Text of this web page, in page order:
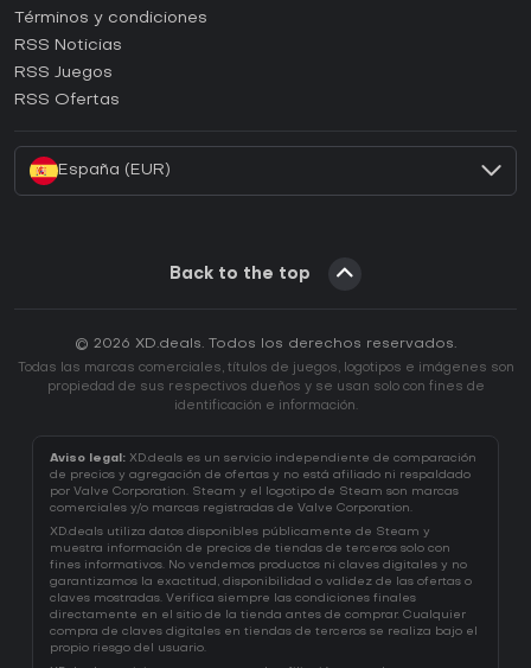
¿Cómo activar una CD Key de GOG?
¿Cómo activar una CD Key de Ubisoft Connect?
Términos y condiciones
RSS Noticias
RSS Juegos
RSS Ofertas
España (EUR)
Back to the top
© 2026 XD.deals. Todos los derechos reservados.
Todas las marcas comerciales, títulos de juegos, logotipos e imágenes son
propiedad de sus respectivos dueños y se usan solo con fines de
identificación e información.
Aviso legal: XD.deals es un servicio independiente de comparación
de precios y agregación de ofertas y no está afiliado ni respaldado
por Valve Corporation. Steam y el logotipo de Steam son marcas
comerciales y/o marcas registradas de Valve Corporation.
XD.deals utiliza datos disponibles públicamente de Steam y
muestra información de precios de tiendas de terceros solo con
fines informativos. No vendemos productos ni claves digitales y no
garantizamos la exactitud, disponibilidad o validez de las ofertas o
claves mostradas. Verifica siempre las condiciones finales
directamente en el sitio de la tienda antes de comprar. Cualquier
compra de claves digitales en tiendas de terceros se realiza bajo el
propio riesgo del usuario.